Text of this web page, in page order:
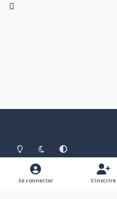
Light ModeMode sombreSystem Preference
Langue Politique
Se connecter S’inscrire